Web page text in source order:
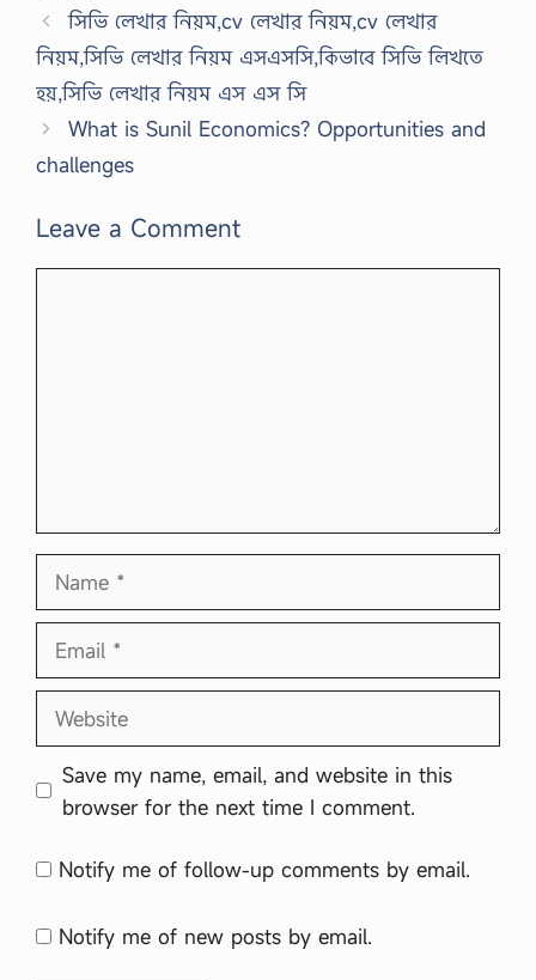
সিভি লেখার নিয়ম,cv লেখার নিয়ম,cv লেখার
নিয়ম,সিভি লেখার নিয়ম এসএসসি,কিভাবে সিভি লিখতে
হয়,সিভি লেখার নিয়ম এস এস সি
What is Sunil Economics? Opportunities and
challenges
Leave a Comment
Name
Email
Website
Save my name, email, and website in this
browser for the next time I comment.
Notify me of follow-up comments by email.
Notify me of new posts by email.